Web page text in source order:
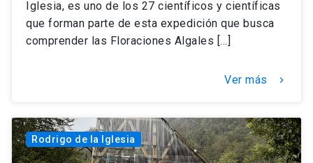
Iglesia, es uno de los 27 científicos y científicas
que forman parte de esta expedición que busca
comprender las Floraciones Algales […]
Ver más keyboard_arrow_right
Rodrigo de la Iglesia